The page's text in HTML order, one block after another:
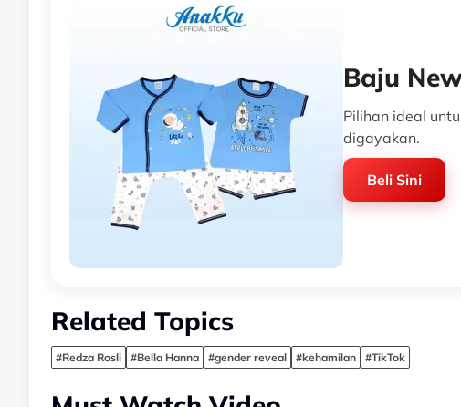
Baju
Pilihan ideal
digayakan.
Beli Sini
Related Topics
#Redza Rosli #Bella Hanna #gender reveal #kehamilan #TikTok